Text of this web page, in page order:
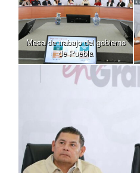
Mesa de trabajo del gobierno
de Puebla